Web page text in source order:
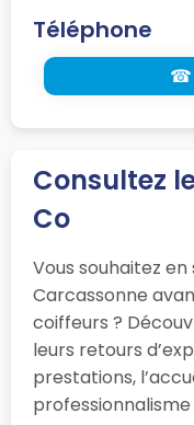
Téléphone
☎
Consultez
Co
Vous souhaitez
Carcassonne
coiffeurs ?
leurs retours
prestations,
professionnalisme